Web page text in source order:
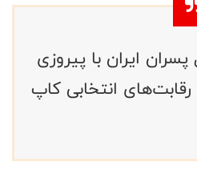
زیر ۱۸ سال پسران ایران با پیروزی
رقابت‌های انتخابی کاپ